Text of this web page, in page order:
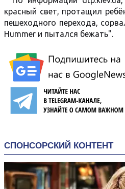
красный свет, протащил
пешеходного перехода,
Hummer и пытался бежать".